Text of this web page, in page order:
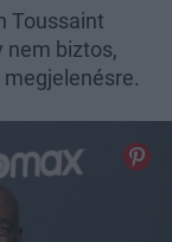
Toussaint
nem biztos,